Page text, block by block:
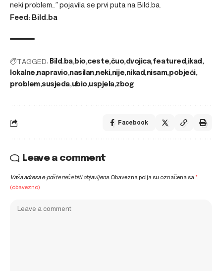
neki problem…”pojavila se prvi puta na Bild.ba
Feed: Bild.ba
TAGGED: Bild.ba bio ceste čuo dvojica featured ikad
lokalne napravio nasilan neki nije nikad nisam pobjeći
problem susjeda ubio uspjela zbog
Facebook
Leave a comment
Vaša adresa e-pošte neće biti objavljena. Obavezna polja su označena sa*
(obavezno)